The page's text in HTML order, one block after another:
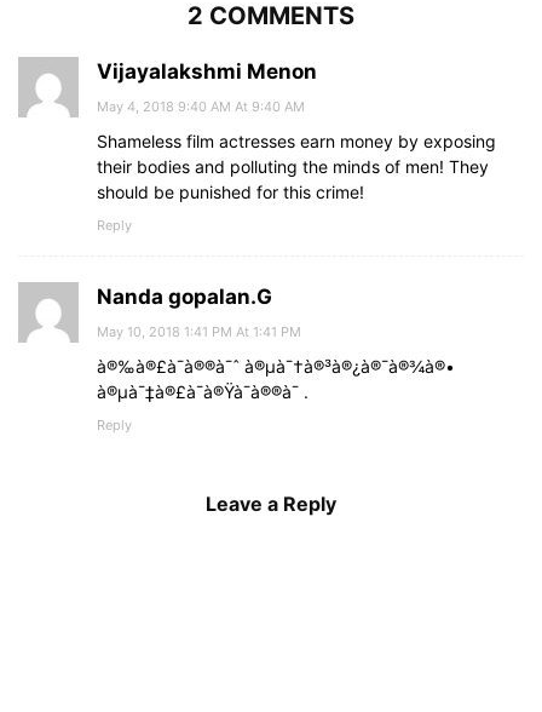
2 COMMENTS
Vijayalakshmi Menon
May 4, 2018 9:40 AM At 9:40 AM
Shameless film actresses earn money by exposing
their bodies and polluting the minds of men! They
should be punished for this crime!
Reply
Nanda gopalan.G
May 10, 2018 1:41 PM At 1:41 PM
à®‰à®£à¯à®®à¯ˆ à®µà¯†à®³à®¿à®¯à®¾à®•
à®µà¯‡à®£à¯à®Ÿà¯à®®à¯ .
Reply
Leave a Reply